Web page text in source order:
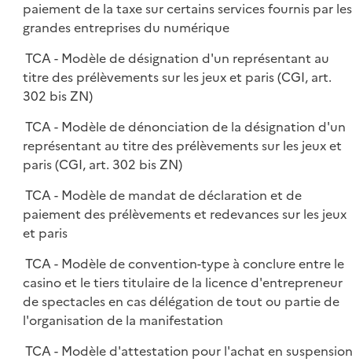
paiement de la taxe sur certains services fournis par les
grandes entreprises du numérique
TCA - Modèle de désignation d'un représentant au
titre des prélèvements sur les jeux et paris (CGI, art.
302 bis ZN)
TCA - Modèle de dénonciation de la désignation d'un
représentant au titre des prélèvements sur les jeux et
paris (CGI, art. 302 bis ZN)
TCA - Modèle de mandat de déclaration et de
paiement des prélèvements et redevances sur les jeux
et paris
TCA - Modèle de convention-type à conclure entre le
casino et le tiers titulaire de la licence d'entrepreneur
de spectacles en cas délégation de tout ou partie de
l'organisation de la manifestation
TCA - Modèle d'attestation pour l'achat en